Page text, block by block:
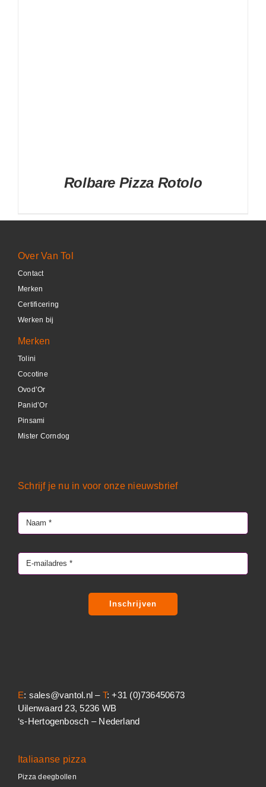
Rolbare Pizza Rotolo
Over Van Tol
Contact
Merken
Certificering
Werken bij
Merken
Tolini
Cocotine
Ovod’Or
Panid’Or
Pinsami
Mister Corndog
Italiaanse pizza
Pizza deegbollen
Schrijf je nu in voor onze nieuwsbrief
Inschrijven
E: sales@vantol.nl – T: +31 (0)736450673
Uilenwaard 23, 5236 WB
‘s-Hertogenbosch – Nederland